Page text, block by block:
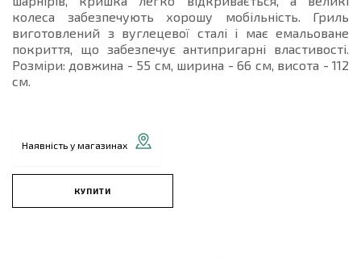
колеса забезпечують хорошу мобільність. Гриль
виготовлений з вуглецевої сталі і має емальоване
покриття, що забезпечує антипригарні властивості.
Розміри: довжина - 55 см, ширина - 66 см, висота - 112
см.
Наявність у магазинах
КУПИТИ